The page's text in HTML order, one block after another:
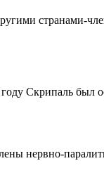
странами-
Скрипаль был
нервно-